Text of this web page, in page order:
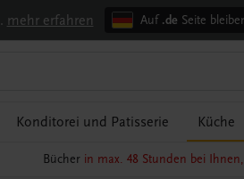
mehr erfahren Auf .de Seite
Konditorei und Patisserie Küche
Bücher in max. 48 Stunden bei